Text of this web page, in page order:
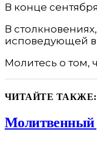
В конце
В
исповедующей в
Молитесь о том,
ЧИТАЙТЕ ТАКЖЕ:
Молитвенный